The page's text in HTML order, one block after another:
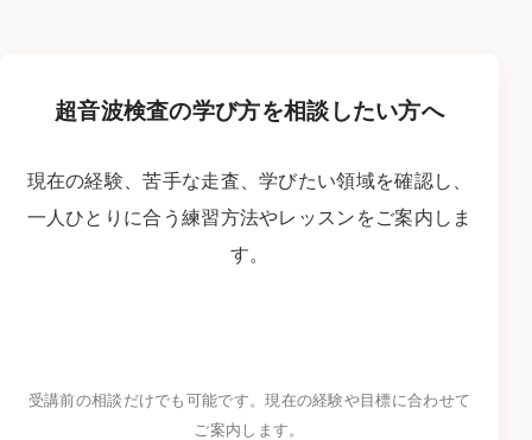
超音波検査の学び方を相談したい方へ
現在の経験、苦手な走査、学びたい領域を確認し、
一人ひとりに合う練習方法やレッスンをご案内しま
す。
受講前の相談だけでも可能です。現在の経験や目標に合わせて
ご案内します。